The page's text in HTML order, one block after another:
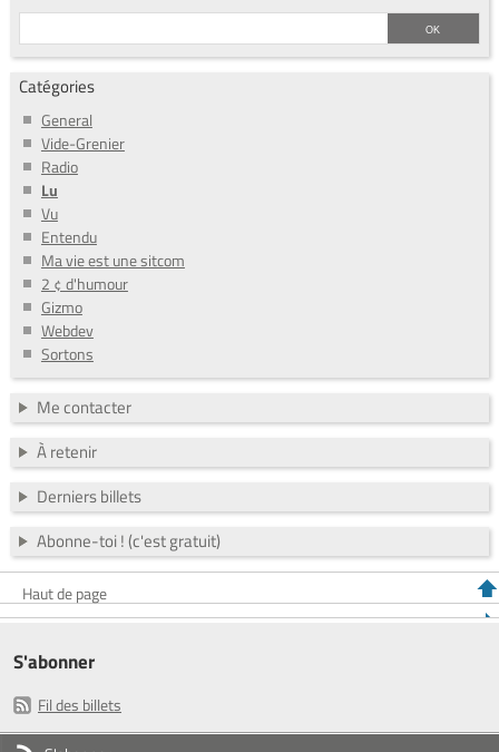
Catégories
General
Vide-Grenier
Radio
Lu
Vu
Entendu
Ma vie est une sitcom
2 ¢ d'humour
Gizmo
Webdev
Sortons
Me contacter
À retenir
Derniers billets
Abonne-toi ! (c'est gratuit)
Haut de page
S'abonner
Fil des billets